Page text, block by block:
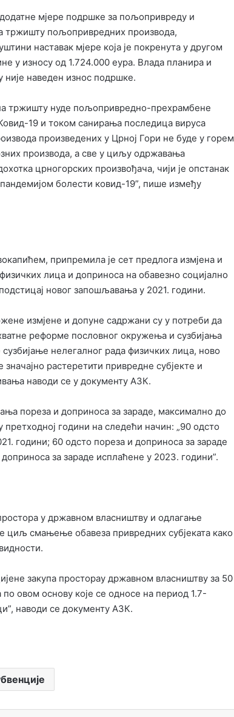
мјере подршке за пољопривреду и
тржишту пољопривредних производа,
наставак мјере која је покренута у другом
у износу од 1.724.000 еура. Влада планира и
наведен износ подршке.
тржишту нуде пољопривредно-прехрамбене
19 и током санирања последица вируса
произведених у Црној Гори не буде у горем
производа, а све у циљу одржавања
црногорских произвођача, чији је опстанак
болести ковид-19”, пише између
припремила је сет предлога измјена и
лица и доприноса на обавезно социјално
новог запошљавања у 2021. години.
измјене и допуне садржани су у потреби да
реформе пословног окружења и сузбијања
нелегалног рада физичких лица, ново
растеретити привредне субјекте и
наводи се у документу АЗК.
пореза и доприноса за зараде, максимално до
претходној години на следећи начин: „90 одсто
години; 60 одсто пореза и доприноса за зараде
за зараде исплаћене у 2023. години”.
у државном власништву и одлагање
циљ смањење обавеза привредних субјеката како
закупа просторау државном власништву за 50
овом основу које се односе на период 1.7-
наводи се документу АЗК.